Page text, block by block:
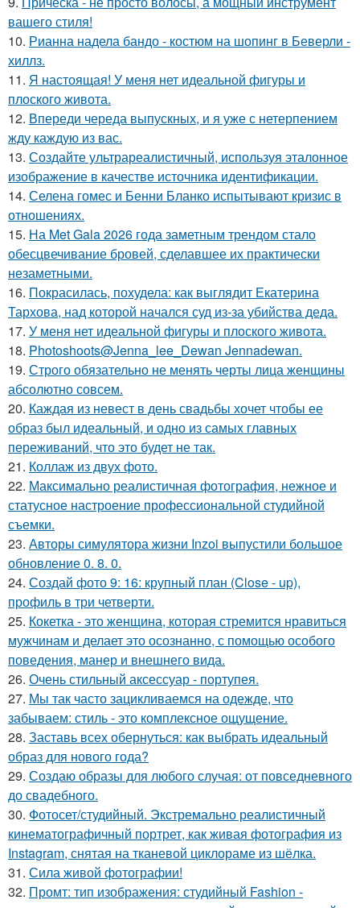
вашего стиля!
10. Рианна надела бандо - костюм на шопинг в Беверли -
хиллз.
11. Я настоящая! У меня нет идеальной фигуры и
плоского живота.
12. Впереди череда выпускных, и я уже с нетерпением
жду каждую из вас.
13. Создайте ультрареалистичный, используя эталонное
изображение в качестве источника идентификации.
14. Селена гомес и Бенни Бланко испытывают кризис в
отношениях.
15. На Met Gala 2026 года заметным трендом стало
обесцвечивание бровей, сделавшее их практически
незаметными.
16. Покрасилась, похудела: как выглядит Екатерина
Тархова, над которой начался суд из-за убийства деда.
17. У меня нет идеальной фигуры и плоского живота.
18. Photoshoots@Jenna_lee_Dewan Jennadewan.
19. Строго обязательно не менять черты лица женщины
абсолютно совсем.
20. Каждая из невест в день свадьбы хочет чтобы ее
образ был идеальный, и одно из самых главных
переживаний, что это будет не так.
21. Коллаж из двух фото.
22. Максимально реалистичная фотография, нежное и
статусное настроение профессиональной студийной
съемки.
23. Авторы симулятора жизни Inzoi выпустили большое
обновление 0. 8. 0.
24. Создай фото 9: 16: крупный план (Close - up),
профиль в три четверти.
25. Кокетка - это женщина, которая стремится нравиться
мужчинам и делает это осознанно, с помощью особого
поведения, манер и внешнего вида.
26. Очень стильный аксессуар - портупея.
27. Мы так часто зацикливаемся на одежде, что
забываем: стиль - это комплексное ощущение.
28. Заставь всех обернуться: как выбрать идеальный
образ для нового года?
29. Создаю образы для любого случая: от повседневного
до свадебного.
30. Фотосет/студийный. Экстремально реалистичный
кинематографичный портрет, как живая фотография из
Instagram, снятая на тканевой циклораме из шёлка.
31. Сила живой фотографии!
32. Промт: тип изображения: студийный Fashion -